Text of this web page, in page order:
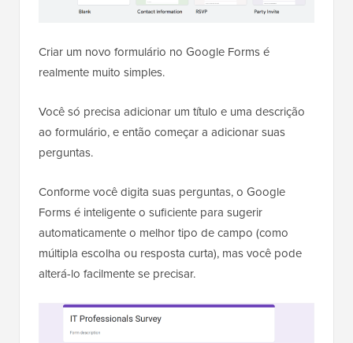
Criar um novo formulário no Google Forms é
realmente muito simples.
Você só precisa adicionar um título e uma descrição
ao formulário, e então começar a adicionar suas
perguntas.
Conforme você digita suas perguntas, o Google
Forms é inteligente o suficiente para sugerir
automaticamente o melhor tipo de campo (como
múltipla escolha ou resposta curta), mas você pode
alterá-lo facilmente se precisar.